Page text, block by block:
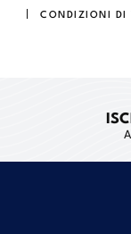
CONDIZIONI DI